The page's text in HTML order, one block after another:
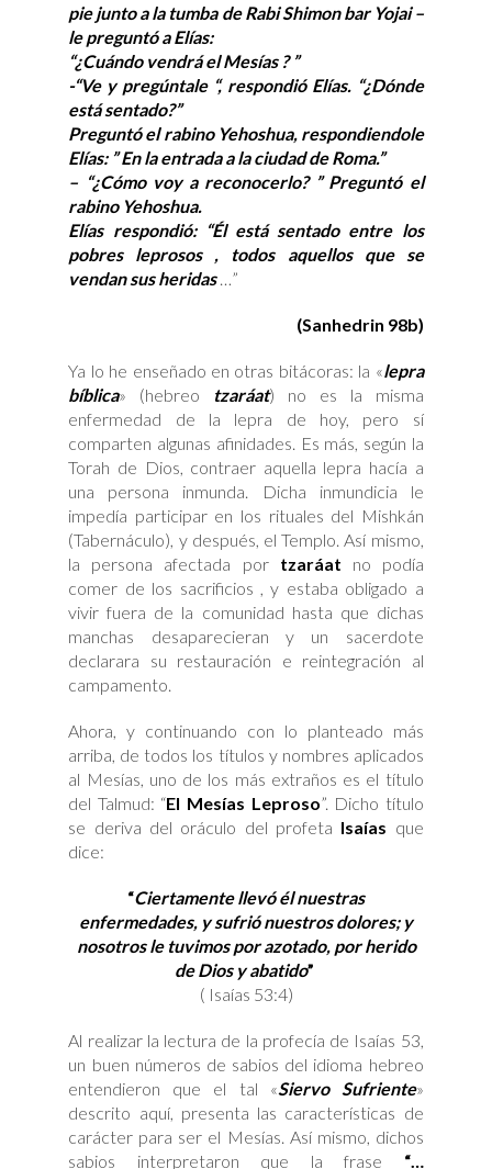
pie junto a la tumba de Rabi Shimon bar Yojai –
le preguntó a Elías:
“¿Cuándo vendrá el Mesías ? ”
-“Ve y pregúntale “, respondió Elías. “¿Dónde
está sentado?”
Preguntó el rabino Yehoshua, respondiendole
Elías: ” En la entrada a la ciudad de Roma.”
– “¿Cómo voy a reconocerlo? ” Preguntó el
rabino Yehoshua.
Elías respondió: “Él está sentado entre los
pobres leprosos , todos aquellos que se
vendan sus heridas
…”
(Sanhedrin 98b)
Ya lo he enseñado en otras bitácoras: la «lepra
bíblica» (hebreo tzaráat) no es la misma
enfermedad de la lepra de hoy, pero sí
comparten algunas afinidades. Es más, según la
Torah de Dios, contraer aquella lepra hacía a
una persona inmunda. Dicha inmundicia le
impedía participar en los rituales del Mishkán
(Tabernáculo), y después, el Templo. Así mismo,
la persona afectada portzaráat no podía
comer de los sacrificios , y estaba obligado a
vivir fuera de la comunidad hasta que dichas
manchas desaparecieran y un sacerdote
declarara su restauración e reintegración al
campamento.
Ahora, y continuando con lo planteado más
arriba, de todos los títulos y nombres aplicados
al Mesías, uno de los más extraños es el título
del Talmud: “El Mesías Leproso”. Dicho título
se deriva del oráculo del profeta Isaías que
dice:
“Ciertamente llevó él nuestras
enfermedades, y sufrió nuestros dolores; y
nosotros le tuvimos por azotado, por herido
de Dios y abatido”
( Isaías 53:4)
Al realizar la lectura de la profecía de Isaías 53,
un buen números de sabios del idioma hebreo
entendieron que el tal «Siervo Sufriente»
descrito aquí, presenta las características de
carácter para ser el Mesías. Así mismo, dichos
sabios interpretaron que la frase “…